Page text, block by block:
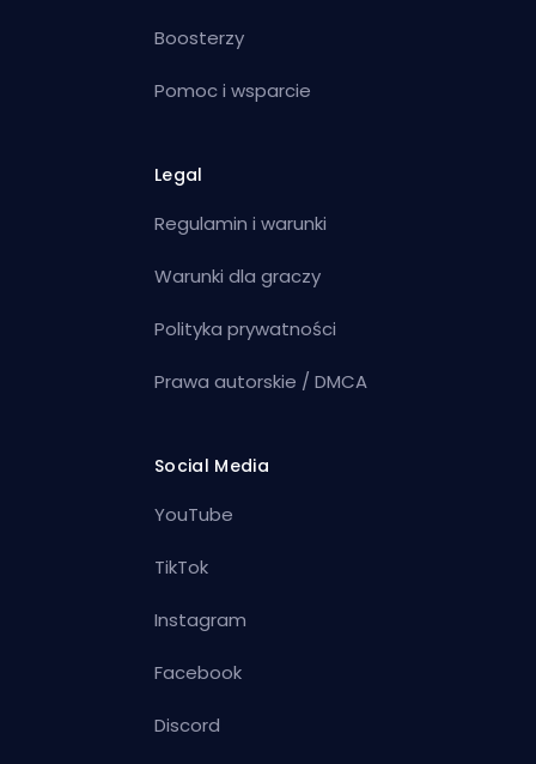
Boosterzy
Pomoc i wsparcie
Legal
Regulamin i warunki
Warunki dla graczy
Polityka prywatności
Prawa autorskie / DMCA
Social Media
YouTube
TikTok
Instagram
Facebook
Discord